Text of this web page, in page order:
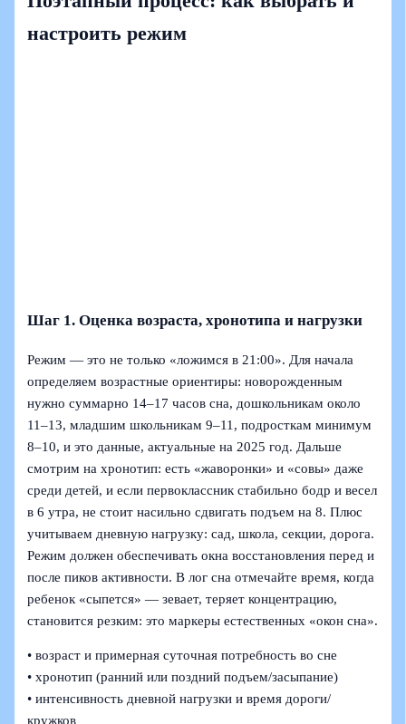
настроить режим
Шаг 1. Оценка возраста, хронотипа и нагрузки
Режим — это не только «ложимся в 21:00». Для начала
определяем возрастные ориентиры: новорожденным
нужно суммарно 14–17 часов сна, дошкольникам около
11–13, младшим школьникам 9–11, подросткам минимум
8–10, и это данные, актуальные на 2025 год. Дальше
смотрим на хронотип: есть «жаворонки» и «совы» даже
среди детей, и если первоклассник стабильно бодр и весел
в 6 утра, не стоит насильно сдвигать подъем на 8. Плюс
учитываем дневную нагрузку: сад, школа, секции, дорога.
Режим должен обеспечивать окна восстановления перед и
после пиков активности. В лог сна отмечайте время, когда
ребенок «сыпется» — зевает, теряет концентрацию,
становится резким: это маркеры естественных «окон сна».
• возраст и примерная суточная потребность во сне
• хронотип (ранний или поздний подъем/засыпание)
• интенсивность дневной нагрузки и время дороги/
кружков